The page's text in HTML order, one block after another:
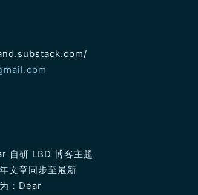
自研 LBD 博客主题
文章同步至最新
：Dear